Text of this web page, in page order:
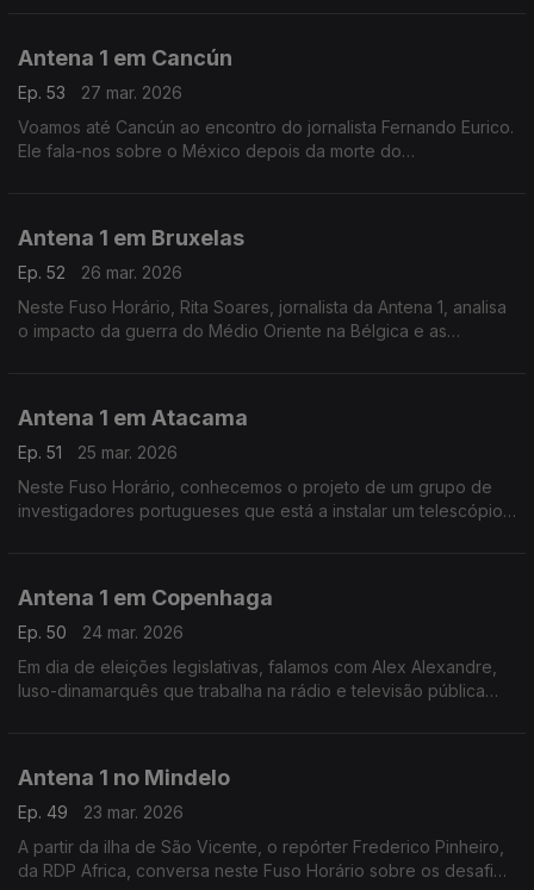
Antena 1 em Cancún
Ep. 53
27 mar. 2026
Voamos até Cancún ao encontro do jornalista Fernando Eurico.
Ele fala-nos sobre o México depois da morte do
Antena 1 em Bruxelas
Ep. 52
26 mar. 2026
Neste Fuso Horário, Rita Soares, jornalista da Antena 1, analisa
o impacto da guerra do Médio Oriente na Bélgica e as
Antena 1 em Atacama
Ep. 51
25 mar. 2026
Neste Fuso Horário, conhecemos o projeto de um grupo de
investigadores portugueses que está a instalar um telescópio
Antena 1 em Copenhaga
Ep. 50
24 mar. 2026
Em dia de eleições legislativas, falamos com Alex Alexandre,
luso-dinamarquês que trabalha na rádio e televisão pública
Antena 1 no Mindelo
Ep. 49
23 mar. 2026
A partir da ilha de São Vicente, o repórter Frederico Pinheiro,
da RDP Africa, conversa neste Fuso Horário sobre os desafios